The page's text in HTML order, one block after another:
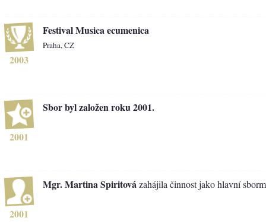
2003
Festival Musica ecumenica
Praha, CZ
2001
Sbor byl založen roku 2001.
2001
Mgr. Martina Spiritová zahájila činnost jako hlavní